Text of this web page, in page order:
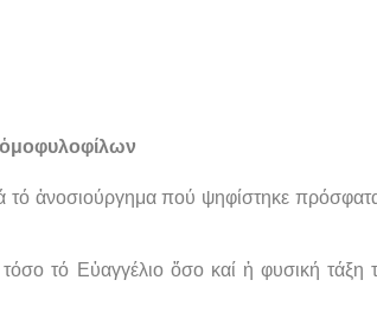
ὁμοφυλοφίλων
τό ἀνοσιούργημα πού ψηφίστηκε
τό Εὐαγγέλιο ὅσο καί ἡ φυσική